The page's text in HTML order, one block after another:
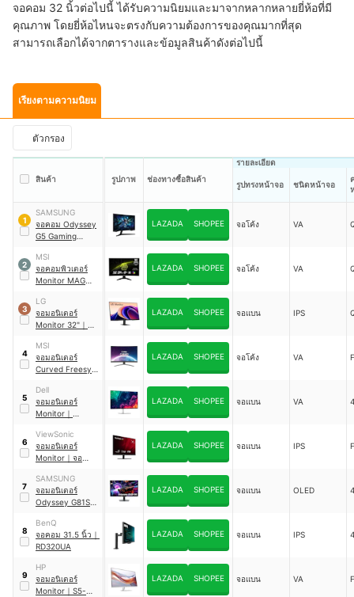
จอคอม 32 นิ้วต่อไปนี้ ได้รับความนิยมและมาจากหลากหลายยี่ห้อที่มี
คุณภาพ โดยยี่ห้อไหนจะตรงกับความต้องการของคุณมากที่สุด
สามารถเลือกได้จากตารางและข้อมูลสินค้าดังต่อไปนี้
เรียงตามความนิยม
ตัวกรอง
สินค้า รูปภาพ ช่องทางซื้อสินค้า
รายละเอียด
รูปทรงหน้าจอ ชนิดหน้าจอ
1
SAMSUNG
จอคอม Odyssey
G5 Gaming
LAZADA SHOPEE จอโค้ง VA
2
MSI
จอคอมพิวเตอร์
Monitor MAG
LAZADA SHOPEE จอโค้ง VA
3
LG
จอมอนิเตอร์
Monitor 32" ｜
LAZADA SHOPEE จอแบน IPS
4
MSI
จอมอนิเตอร์
Curved Freesync
G32C4X
LAZADA SHOPEE จอโค้ง VA
5
Dell
จอมอนิเตอร์
Monitor ｜
LAZADA SHOPEE จอแบน VA
6
ViewSonic
จอมอนิเตอร์
Monitor ｜ จอ
LAZADA SHOPEE จอแบน IPS
7
SAMSUNG
จอมอนิเตอร์
Odyssey G81SF
LS32FG812SEXX
T
LAZADA SHOPEE จอแบน OLED
8
BenQ
จอคอม 31.5 นิ้ว ｜
RD320UA
LAZADA SHOPEE จอแบน IPS
9
HP
จอมอนิเตอร์
Monitor ｜ S5-
LAZADA SHOPEE จอแบน VA